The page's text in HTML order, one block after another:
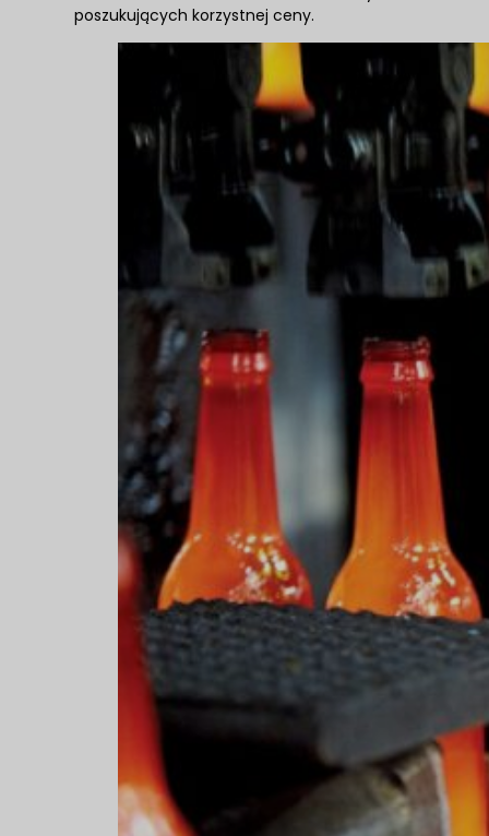
poszukujących korzystnej ceny.